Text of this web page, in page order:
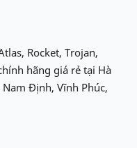
Rocket, Trojan,
hãng giá rẻ tại Hà
Định, Vĩnh Phúc,